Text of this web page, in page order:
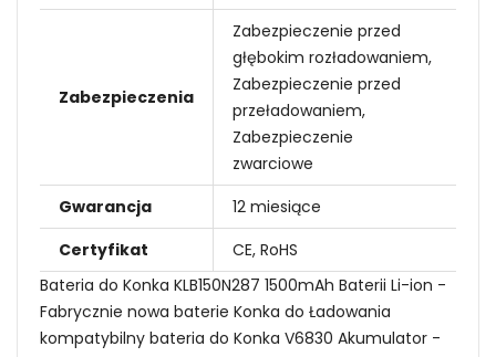
Zabezpieczenia
Zabezpieczenie przed
głębokim rozładowaniem,
Zabezpieczenie przed
przeładowaniem,
Zabezpieczenie
zwarciowe
Gwarancja
12 miesiące
Certyfikat
CE, RoHS
Bateria do Konka KLB150N287 1500mAh Baterii Li-ion -
Fabrycznie nowa baterie Konka do Ładowania
kompatybilny bateria do Konka V6830 Akumulator -